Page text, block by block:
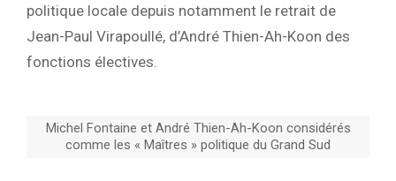
politique locale depuis notamment le retrait de
Jean-Paul Virapoullé, d’André Thien-Ah-Koon des
fonctions électives.
Michel Fontaine et André Thien-Ah-Koon considérés
comme les « Maîtres » politique du Grand Sud